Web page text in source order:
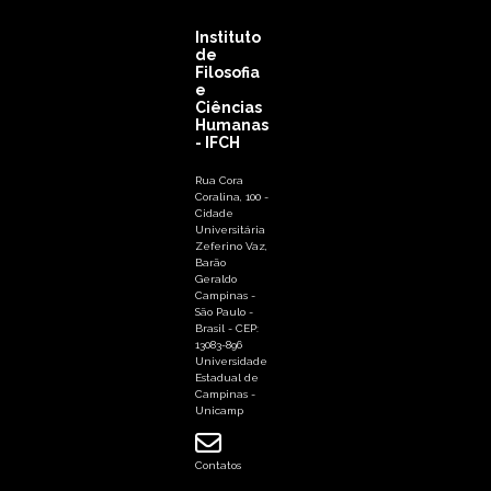
Instituto
de
Filosofia
e
Ciências
Humanas
- IFCH
Rua Cora
Coralina, 100 -
Cidade
Universitária
Zeferino Vaz,
Barão
Geraldo
Campinas -
São Paulo -
Brasil - CEP:
13083-896
Universidade
Estadual de
Campinas -
Unicamp
Contatos